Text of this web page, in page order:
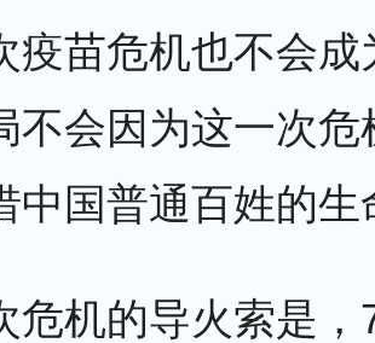
疫苗危机也不会成
不会因为这一次危
中国普通百姓的生
危机的导火索是，